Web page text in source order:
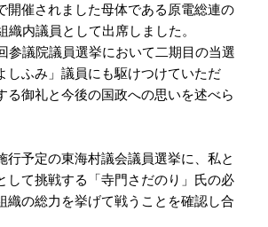
開催されました母体である原電総連の
織内議員として出席しました。
参議院議員選挙において二期目の当選
しふみ」議員にも駆けつけていただ
る御礼と今後の国政への思いを述べら
行予定の東海村議会議員選挙に、私と
して挑戦する「寺門さだのり」氏の必
織の総力を挙げて戦うことを確認し合